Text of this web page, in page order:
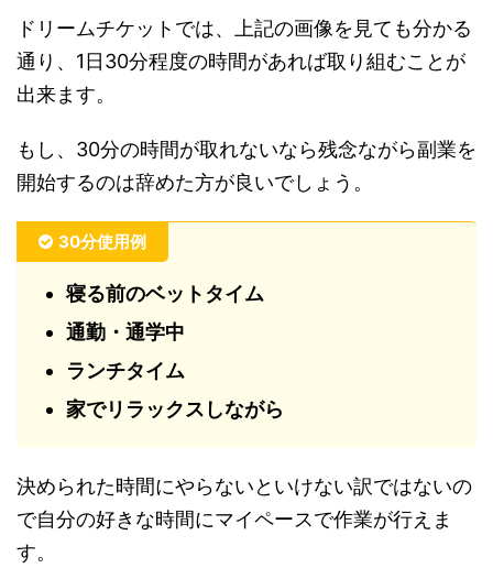
ドリームチケットでは、上記の画像を見ても分かる
通り、1日30分程度の時間があれば取り組むことが
出来ます。
もし、30分の時間が取れないなら残念ながら副業を
開始するのは辞めた方が良いでしょう。
30分使用例
寝る前のベットタイム
通勤・通学中
ランチタイム
家でリラックスしながら
決められた時間にやらないといけない訳ではないの
で自分の好きな時間にマイペースで作業が行えま
す。